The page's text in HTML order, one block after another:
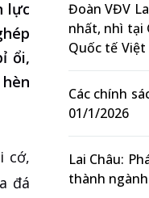
lực
ổi,
cớ,
đá
Đoàn VĐV
nhất, nhì tại
Quốc tế
Các chính
01/1/2026
Lai Châu:
thành